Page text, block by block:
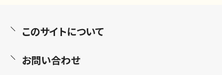
このサイトについて
お問い合わせ